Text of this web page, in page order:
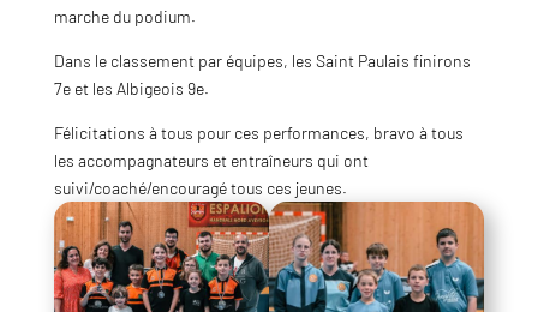
marche du podium.
Dans le classement par équipes, les Saint Paulais finirons
7e et les Albigeois 9e.
Félicitations à tous pour ces performances, bravo à tous
les accompagnateurs et entraîneurs qui ont
suivi/coaché/encouragé tous ces jeunes.